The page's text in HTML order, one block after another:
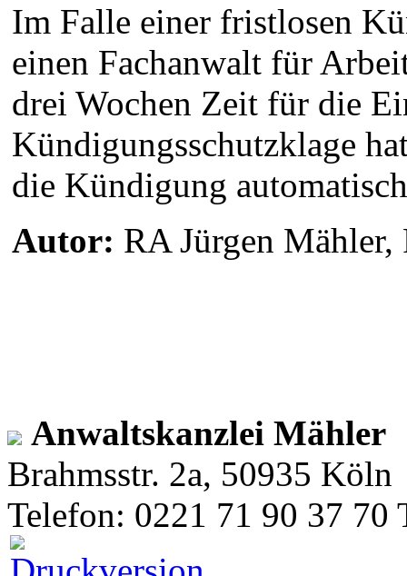
Im Falle einer fristlosen
einen Fachanwalt für
drei Wochen Zeit für die
Kündigungsschutzklage
die Kündigung
Autor: RA Jürgen
Anwaltskanzlei Mähler
Brahmsstr. 2a, 50935 Köln
Telefon: 0221 71 90 37 70